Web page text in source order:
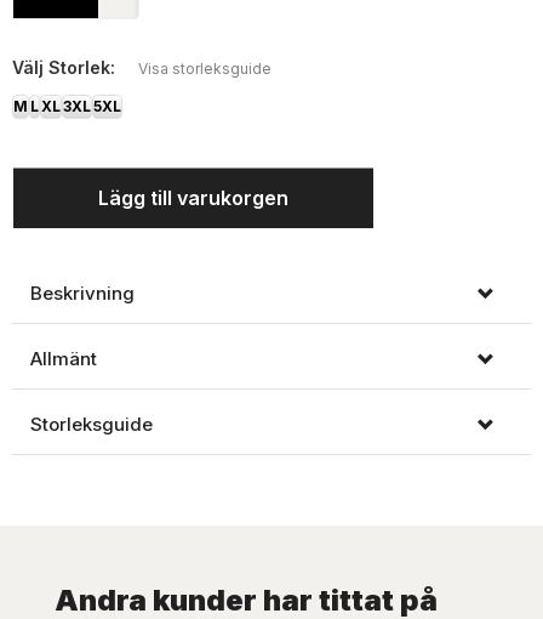
Välj Storlek: Visa storleksguide
M LXL3XL5XL
Lägg till varukorgen
Beskrivning
Allmänt
Storleksguide
Andra kunder har tittat på